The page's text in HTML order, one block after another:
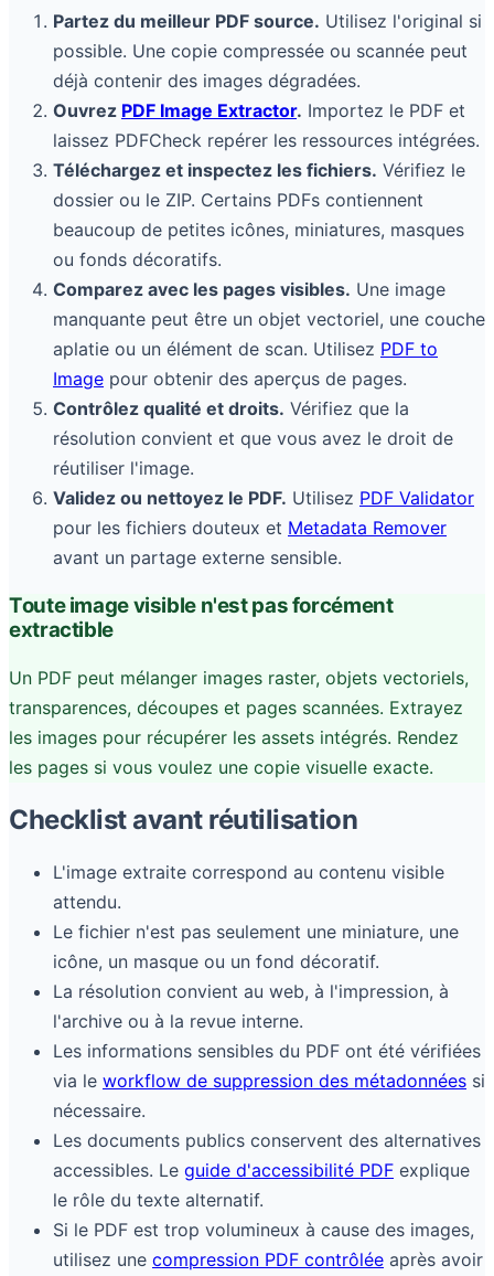
Partez du meilleur PDF source. Utilisez l'original si
possible. Une copie compressée ou scannée peut
déjà contenir des images dégradées.
Ouvrez PDF Image Extractor. Importez le PDF et
laissez PDFCheck repérer les ressources intégrées.
Téléchargez et inspectez les fichiers. Vérifiez le
dossier ou le ZIP. Certains PDFs contiennent
beaucoup de petites icônes, miniatures, masques
ou fonds décoratifs.
Comparez avec les pages visibles. Une image
manquante peut être un objet vectoriel, une couche
aplatie ou un élément de scan. Utilisez PDF to
Image pour obtenir des aperçus de pages.
Contrôlez qualité et droits. Vérifiez que la
résolution convient et que vous avez le droit de
réutiliser l'image.
Validez ou nettoyez le PDF. Utilisez PDF Validator
pour les fichiers douteux et Metadata Remover
avant un partage externe sensible.
Toute image visible n'est pas forcément
extractible
Un PDF peut mélanger images raster, objets vectoriels,
transparences, découpes et pages scannées. Extrayez
les images pour récupérer les assets intégrés. Rendez
les pages si vous voulez une copie visuelle exacte.
Checklist avant réutilisation
L'image extraite correspond au contenu visible
attendu.
Le fichier n'est pas seulement une miniature, une
icône, un masque ou un fond décoratif.
La résolution convient au web, à l'impression, à
l'archive ou à la revue interne.
Les informations sensibles du PDF ont été vérifiées
via le workflow de suppression des métadonnées si
nécessaire.
Les documents publics conservent des alternatives
accessibles. Le guide d'accessibilité PDF explique
le rôle du texte alternatif.
Si le PDF est trop volumineux à cause des images,
utilisez une compression PDF contrôlée après avoir